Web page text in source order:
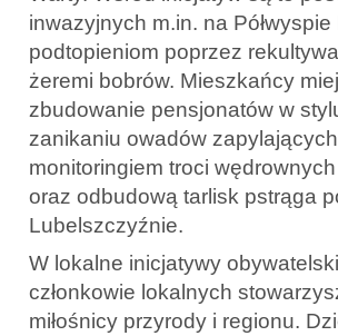
inwazyjnych m.in. na
podtopieniom poprzez
żeremi bobrów. Mieszkańcy
zbudowanie pensjonatów w
zanikaniu owadów
monitoringiem troci
oraz odbudową tarlisk pstrąga
Lubelszczyźnie.
W lokalne inicjatywy
członkowie lokalnych
miłośnicy przyrody i regionu.